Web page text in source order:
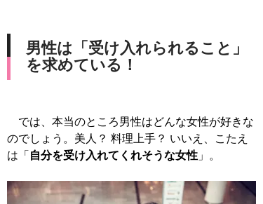
男性は「受け入れられること」
を求めている！
では、本当のところ男性はどんな女性が好きな
のでしょう。美人？ 料理上手？ いいえ、こたえ
は「 自分を受け入れてくれそうな女性 」。